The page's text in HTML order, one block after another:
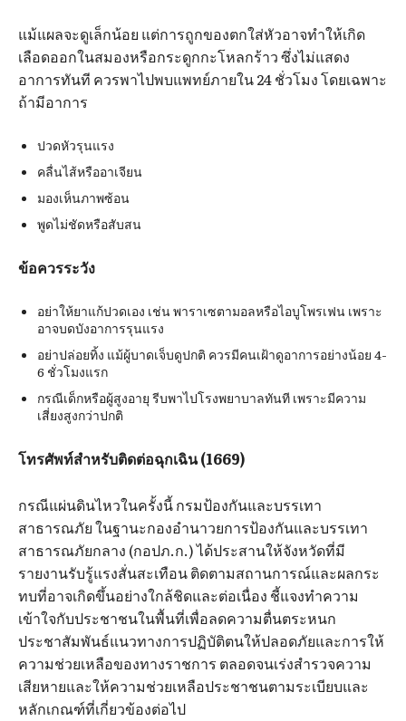
แม้แผลจะดูเล็กน้อย แต่การถูกของตกใส่หัวอาจทำให้เกิด
เลือดออกในสมองหรือกระดูกกะโหลกร้าว ซึ่งไม่แสดง
อาการทันที ควรพาไปพบแพทย์ภายใน 24 ชั่วโมง โดยเฉพาะ
ถ้ามีอาการ
ปวดหัวรุนแรง
คลื่นไส้หรืออาเจียน
มองเห็นภาพซ้อน
พูดไม่ชัดหรือสับสน
ข้อควรระวัง
อย่าให้ยาแก้ปวดเอง เช่น พาราเซตามอลหรือไอบูโพรเฟน เพราะ
อาจบดบังอาการรุนแรง
อย่าปล่อยทิ้ง แม้ผู้บาดเจ็บดูปกติ ควรมีคนเฝ้าดูอาการอย่างน้อย 4-
6 ชั่วโมงแรก
กรณีเด็กหรือผู้สูงอายุ รีบพาไปโรงพยาบาลทันที เพราะมีความ
เสี่ยงสูงกว่าปกติ
โทรศัพท์สำหรับติดต่อฉุกเฉิน (1669)
กรณีแผ่นดินไหวในครั้งนี้ กรมป้องกันและบรรเทา
สาธารณภัย ในฐานะกองอำนาวยการป้องกันและบรรเทา
สาธารณภัยกลาง (กอปภ.ก.) ได้ประสานให้จังหวัดที่มี
รายงานรับรู้แรงสั่นสะเทือน ติดตามสถานการณ์และผลกระ
ทบที่อาจเกิดขึ้นอย่างใกล้ชิดและต่อเนื่อง ชี้แจงทำความ
เข้าใจกับประชาชนในพื้นที่เพื่อลดความตื่นตระหนก
ประชาสัมพันธ์แนวทางการปฏิบัติตนให้ปลอดภัยและการให้
ความช่วยเหลือของทางราชการ ตลอดจนเร่งสำรวจความ
เสียหายและให้ความช่วยเหลือประชาชนตามระเบียบและ
หลักเกณฑ์ที่เกี่ยวข้องต่อไป